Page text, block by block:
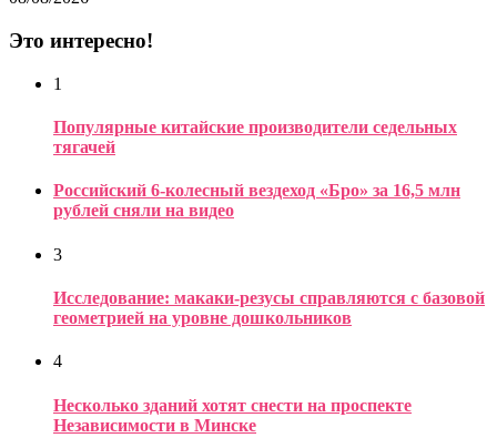
Это интересно!
1
Популярные китайские производители седельных
тягачей
Российский 6-колесный вездеход «Бро» за 16,5 млн
рублей сняли на видео
3
Исследование: макаки-резусы справляются с базовой
геометрией на уровне дошкольников
4
Несколько зданий хотят снести на проспекте
Независимости в Минске